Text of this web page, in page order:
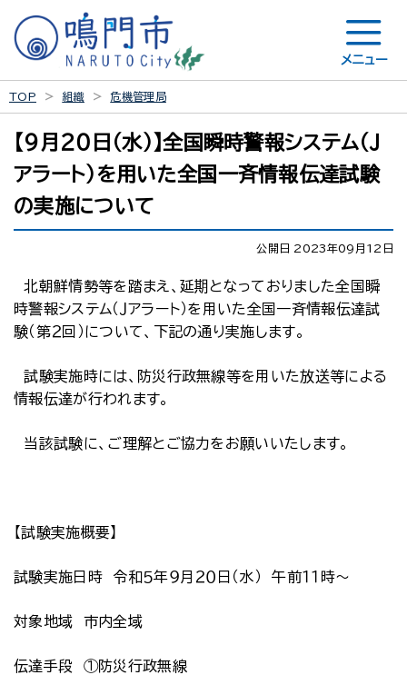
メニュー
TOP 組織 危機管理局
【９月２０日（水）】全国瞬時警報システム（Ｊ
アラート）を用いた全国一斉情報伝達試験
の実施について
公開日 2023年09月12日
北朝鮮情勢等を踏まえ、延期となっておりました全国瞬
時警報システム（Ｊアラート）を用いた全国一斉情報伝達試
験（第２回）について、下記の通り実施します。
試験実施時には、防災行政無線等を用いた放送等による
情報伝達が行われます。
当該試験に、ご理解とご協力をお願いいたします。
【試験実施概要】
試験実施日時 令和５年９月２０日（水） 午前１１時～
対象地域 市内全域
伝達手段 ①防災行政無線